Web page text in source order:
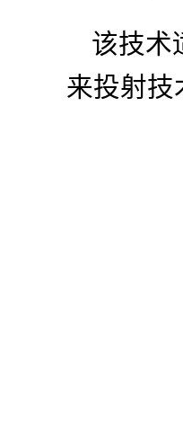
该技术
来投射技